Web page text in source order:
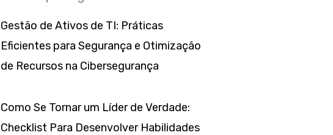
Gestão de Ativos de TI: Práticas
Eficientes para Segurança e Otimização
de Recursos na Cibersegurança
Como Se Tornar um Líder de Verdade:
Checklist Para Desenvolver Habilidades